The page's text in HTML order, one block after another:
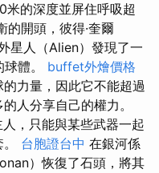
的深度並屏住呼吸超
的開頭，彼得·奎爾
星人（Alien）發現了一
體。 buffet外燴價格
力量，因此它不能超過
人分享自己的權力。
，只能與某些武器一起
台胞證台中 在銀河係
）恢復了石頭，將其